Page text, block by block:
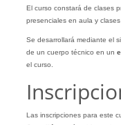
El curso constará de clases
presenciales en aula y
Se desarrollará mediante el
de un cuerpo técnico en un
el curso.
Las inscripciones para este